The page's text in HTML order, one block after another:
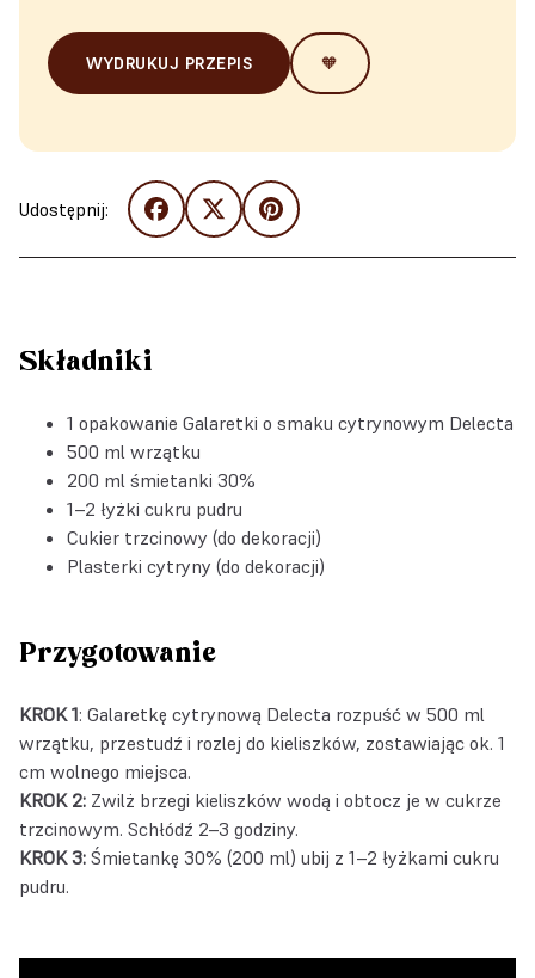
WYDRUKUJ PRZEPIS 🧡
Udostępnij:
Składniki
1 opakowanie Galaretki o smaku cytrynowym Delecta
500 ml wrzątku
200 ml śmietanki 30%
1–2 łyżki cukru pudru
Cukier trzcinowy (do dekoracji)
Plasterki cytryny (do dekoracji)
Przygotowanie
KROK 1: Galaretkę cytrynową Delecta rozpuść w 500 ml
wrzątku, przestudź i rozlej do kieliszków, zostawiając ok. 1
cm wolnego miejsca.
KROK 2: Zwilż brzegi kieliszków wodą i obtocz je w cukrze
trzcinowym. Schłódź 2–3 godziny.
KROK 3: Śmietankę 30% (200 ml) ubij z 1–2 łyżkami cukru
pudru.